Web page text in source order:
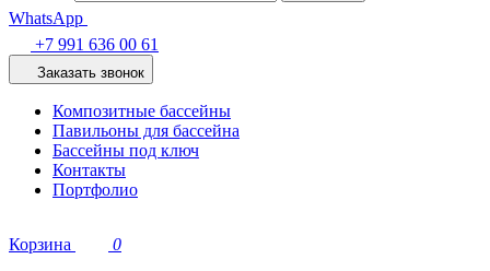
WhatsApp
+7 991 636 00 61
Заказать звонок
Композитные бассейны
Павильоны для бассейна
Бассейны под ключ
Контакты
Портфолио
Корзина
0